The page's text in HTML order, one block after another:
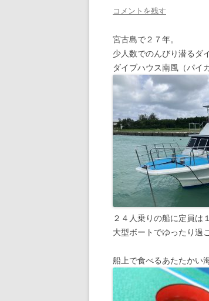
コメントを残す
宮古島で２７年。
少人数でのんびり潜るダ
ダイブハウス南風（パイ
２４人乗りの船に定員は
大型ボートでゆったり過
船上で食べるあたたかい